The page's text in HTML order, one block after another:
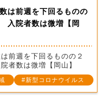
は前週を下回るものの
入院者数は微増【岡
前週を下回るものの２
者数は微増【岡山】
新型コロナウイルス